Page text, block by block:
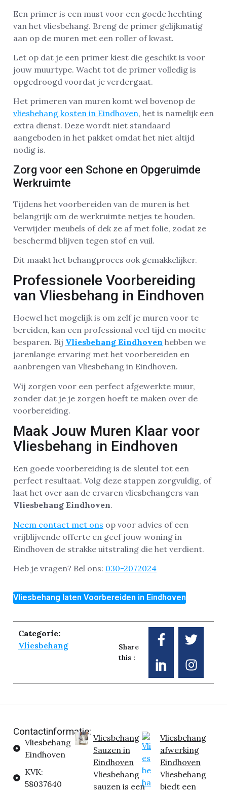
Een primer is een must voor een goede hechting
van het vliesbehang. Breng de primer gelijkmatig
aan op de muren met een roller of kwast.
Let op dat je een primer kiest die geschikt is voor
jouw muurtype. Wacht tot de primer volledig is
opgedroogd voordat je verdergaat.
Het primeren van muren komt wel bovenop de
vliesbehang kosten in Eindhoven, het is namelijk een
extra dienst. Deze wordt niet standaard
aangeboden in het pakket omdat het niet altijd
nodig is.
Zorg voor een Schone en Opgeruimde
Werkruimte
Tijdens het voorbereiden van de muren is het
belangrijk om de werkruimte netjes te houden.
Verwijder meubels of dek ze af met folie, zodat ze
beschermd blijven tegen stof en vuil.
Dit maakt het behangproces ook gemakkelijker.
Professionele Voorbereiding
van Vliesbehang in Eindhoven
Hoewel het mogelijk is om zelf je muren voor te
bereiden, kan een professional veel tijd en moeite
besparen. Bij Vliesbehang Eindhoven hebben we
jarenlange ervaring met het voorbereiden en
aanbrengen van Vliesbehang in Eindhoven.
Wij zorgen voor een perfect afgewerkte muur,
zonder dat je je zorgen hoeft te maken over de
voorbereiding.
Maak Jouw Muren Klaar voor
Vliesbehang in Eindhoven
Een goede voorbereiding is de sleutel tot een
perfect resultaat. Volg deze stappen zorgvuldig, of
laat het over aan de ervaren vliesbehangers van
Vliesbehang Eindhoven.
Neem contact met ons op voor advies of een
vrijblijvende offerte en geef jouw woning in
Eindhoven de strakke uitstraling die het verdient.
Heb je vragen? Bel ons: 030-2072024
Vliesbehang laten Voorbereiden in Eindhoven
Categorie:
Vliesbehang
Share
this :
Contactinformatie:
Vliesbehang
Eindhoven
KVK:
58037640
Vliesbehang
Sauzen in
Eindhoven
Vliesbehang
sauzen is een
Vliesbehang
afwerking
Eindhoven
Vliesbehang
biedt een